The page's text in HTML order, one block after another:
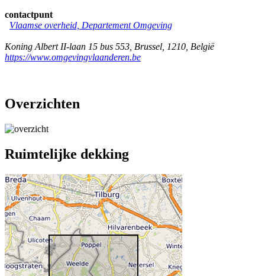
contactpunt
Vlaamse overheid, Departement Omgeving
Koning Albert II-laan 15 bus 553 Brussel 1210 België
https://www.omgevingvlaanderen.be
Overzichten
Ruimtelijke dekking